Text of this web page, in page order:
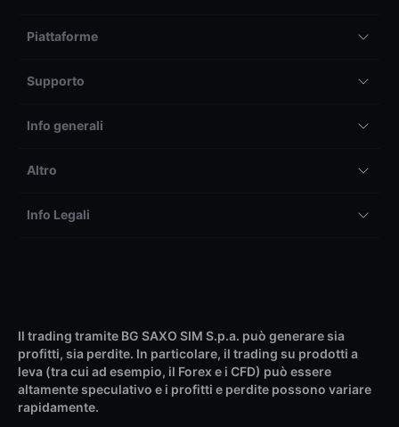
Piattaforme
Supporto
Info generali
Altro
Info Legali
Il trading tramite BG SAXO SIM S.p.a. può generare sia
profitti, sia perdite. In particolare, il trading su prodotti a
leva (tra cui ad esempio, il Forex e i CFD) può essere
altamente speculativo e i profitti e perdite possono variare
rapidamente.